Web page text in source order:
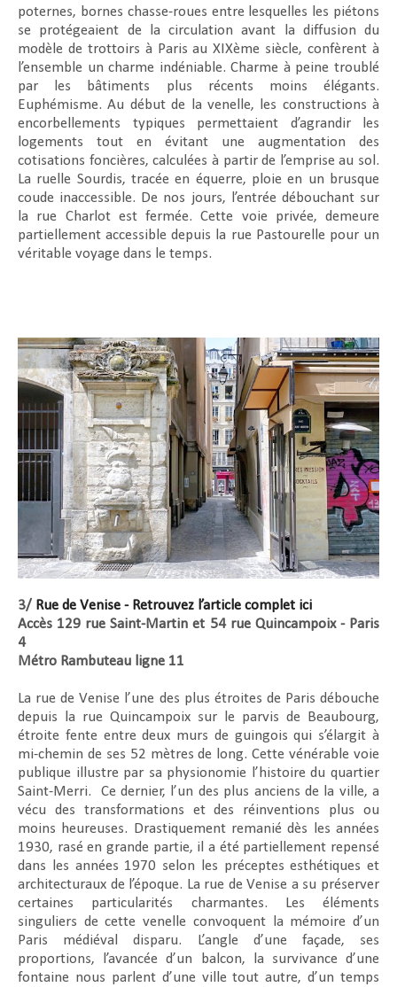
poternes, bornes chasse-roues entre lesquelles les piétons
se protégeaient de la circulation avant la diffusion du
modèle de trottoirs à Paris au XIXème siècle, confèrent à
l’ensemble un charme indéniable. Charme à peine troublé
par les bâtiments plus récents moins élégants.
Euphémisme. Au début de la venelle, les constructions à
encorbellements typiques permettaient d’agrandir les
logements tout en évitant une augmentation des
cotisations foncières, calculées à partir de l’emprise au sol.
La ruelle Sourdis, tracée en équerre, ploie en un brusque
coude inaccessible. De nos jours, l’entrée débouchant sur
la rue Charlot est fermée. Cette voie privée, demeure
partiellement accessible depuis la rue Pastourelle pour un
véritable voyage dans le temps.
3/ Rue de Venise - Retrouvez l’article complet ici
Accès 129 rue Saint-Martin et 54 rue Quincampoix - Paris
4
Métro Rambuteau ligne 11
La rue de Venise l’une des plus étroites de Paris débouche
depuis la rue Quincampoix sur le parvis de Beaubourg,
étroite fente entre deux murs de guingois qui s’élargit à
mi-chemin de ses 52 mètres de long. Cette vénérable voie
publique illustre par sa physionomie l’histoire du quartier
Saint-Merri. Ce dernier, l’un des plus anciens de la ville, a
vécu des transformations et des réinventions plus ou
moins heureuses. Drastiquement remanié dès les années
1930, rasé en grande partie, il a été partiellement repensé
dans les années 1970 selon les préceptes esthétiques et
architecturaux de l’époque. La rue de Venise a su préserver
certaines particularités charmantes. Les éléments
singuliers de cette venelle convoquent la mémoire d’un
Paris médiéval disparu. L’angle d’une façade, ses
proportions, l’avancée d’un balcon, la survivance d’une
fontaine nous parlent d’une ville tout autre, d’un temps